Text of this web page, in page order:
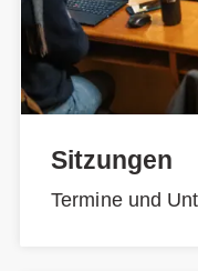
Sitzungen
Termine und